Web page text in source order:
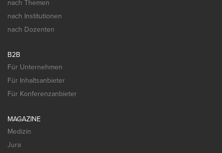
nach Themen
nach Institutionen
nach Dozenten
B2B
Für Unternehmen
Für Inhaltsanbieter
Für Konferenzanbieter
MAGAZINE
Medizin
Jura